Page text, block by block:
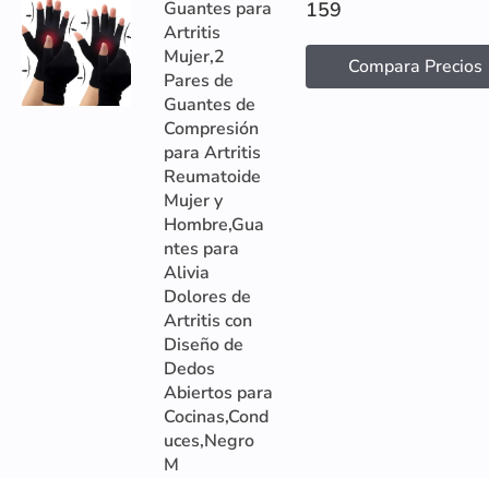
Guantes para
Artritis
Mujer,2
Pares de
Guantes de
Compresión
para Artritis
Reumatoide
Mujer y
Hombre,Gua
ntes para
Alivia
Dolores de
Artritis con
Diseño de
Dedos
Abiertos para
Cocinas,Cond
uces,Negro
M
159
Compara Precios